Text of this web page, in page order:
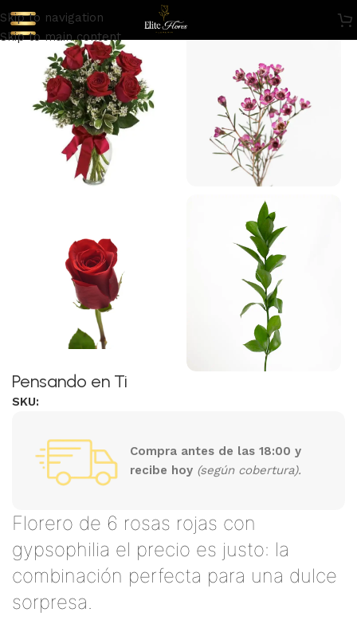
Skip to navigation
Skip to main content
Pensando en Ti
SKU:
Compra antes de las 18:00 y
recibe hoy (según cobertura).
Florero de 6 rosas rojas con
gypsophilia el precio es justo: la
combinación perfecta para una dulce
sorpresa.